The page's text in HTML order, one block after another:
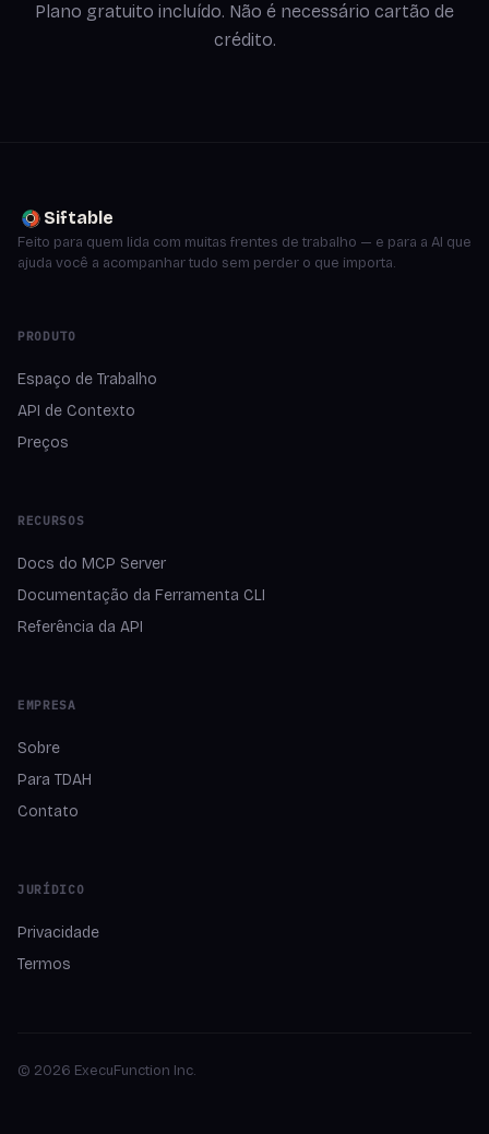
Plano gratuito incluído. Não é necessário cartão de
crédito.
Siftable
Feito para quem lida com muitas frentes de trabalho — e para a AI que
ajuda você a acompanhar tudo sem perder o que importa.
PRODUTO
Espaço de Trabalho
API de Contexto
Preços
RECURSOS
Docs do MCP Server
Documentação da Ferramenta CLI
Referência da API
EMPRESA
Sobre
Para TDAH
Contato
JURÍDICO
Privacidade
Termos
© 2026 ExecuFunction Inc.